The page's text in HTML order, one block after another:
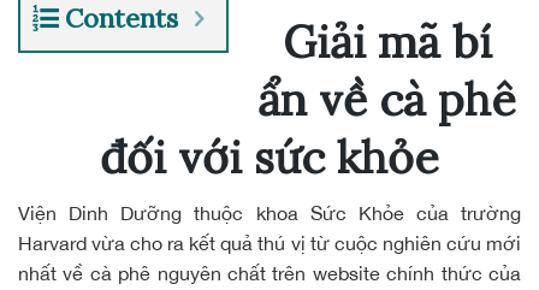
Contents
Giải mã bí
ẩn về cà phê
đối với sức khỏe
Viện Dinh Dưỡng thuộc khoa Sức Khỏe của trường
Harvard vừa cho ra kết quả thú vị từ cuộc nghiên cứu mới
nhất về cà phê nguyên chất trên website chính thức của